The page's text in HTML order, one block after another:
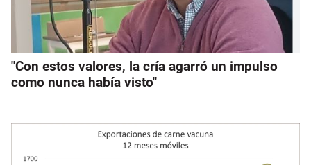
"Con estos valores, la cría agarró un impulso
como nunca había visto"